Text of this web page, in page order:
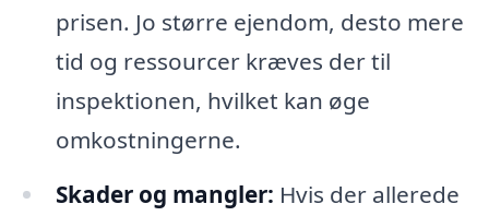
prisen. Jo større ejendom, desto mere
tid og ressourcer kræves der til
inspektionen, hvilket kan øge
omkostningerne.
Skader og mangler: Hvis der allerede